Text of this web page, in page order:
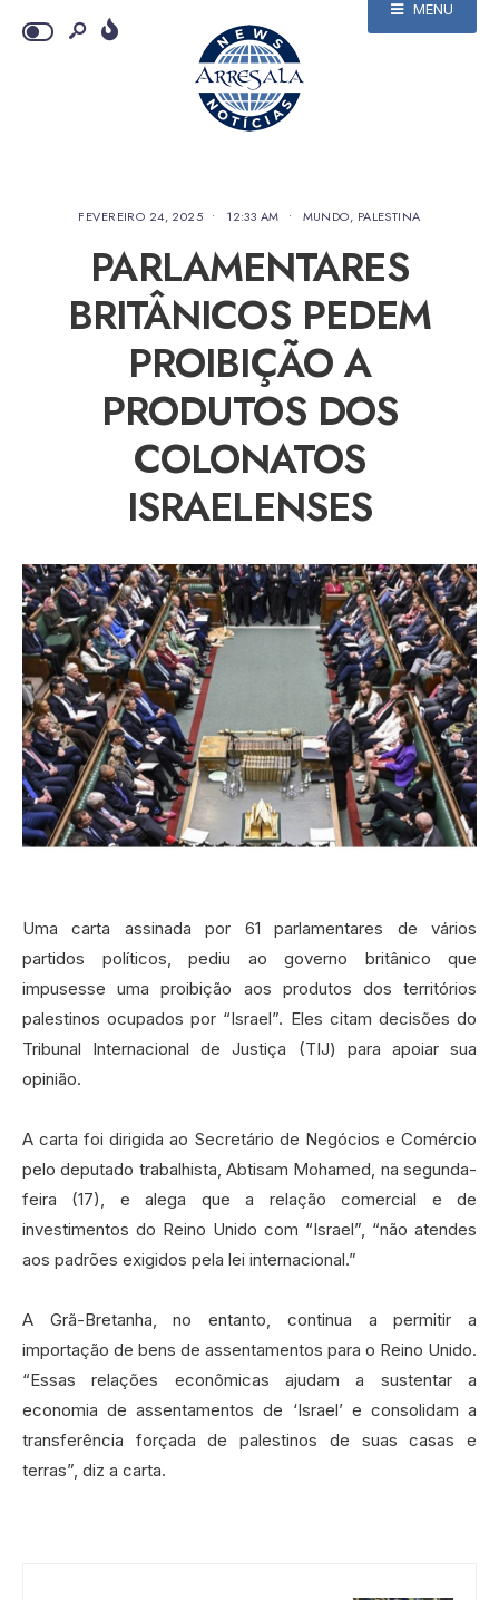
MENU
FEVEREIRO 24, 2025 • 12:33 AM • MUNDO, PALESTINA
PARLAMENTARES
BRITÂNICOS PEDEM
PROIBIÇÃO A
PRODUTOS DOS
COLONATOS
ISRAELENSES
Uma carta assinada por 61 parlamentares de vários
partidos políticos, pediu ao governo britânico que
impusesse uma proibição aos produtos dos territórios
palestinos ocupados por “Israel”. Eles citam decisões do
Tribunal Internacional de Justiça (TIJ) para apoiar sua
opinião.
A carta foi dirigida ao Secretário de Negócios e Comércio
pelo deputado trabalhista, Abtisam Mohamed, na segunda-
feira (17), e alega que a relação comercial e de
investimentos do Reino Unido com “Israel”, “não atendes
aos padrões exigidos pela lei internacional.”
A Grã-Bretanha, no entanto, continua a permitir a
importação de bens de assentamentos para o Reino Unido.
“Essas relações econômicas ajudam a sustentar a
economia de assentamentos de ‘Israel’ e consolidam a
transferência forçada de palestinos de suas casas e
terras”, diz a carta.